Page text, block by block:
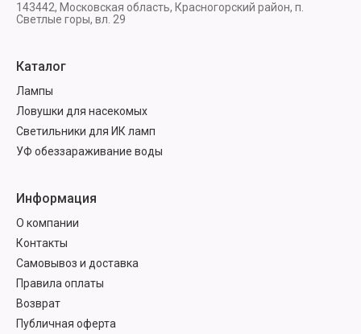
143442, Московская область, Красногорский район, п.
Светлые горы, вл. 29
Каталог
Лампы
Ловушки для насекомых
Светильники для ИК ламп
УФ обеззараживание воды
Информация
О компании
Контакты
Самовывоз и доставка
Правила оплаты
Возврат
Публичная оферта